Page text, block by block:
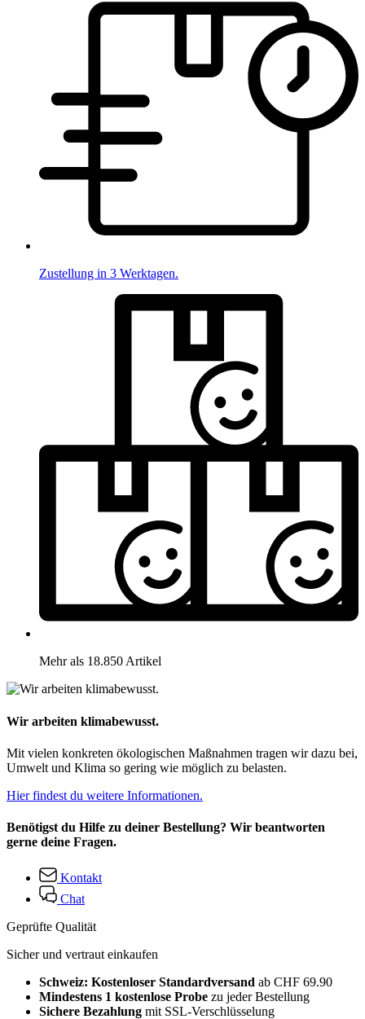
Zustellung in 3 Werktagen.
Mehr als 18.850 Artikel
Wir arbeiten klimabewusst.
Mit vielen konkreten ökologischen Maßnahmen tragen wir dazu bei,
Umwelt und Klima so gering wie möglich zu belasten.
Hier findest du weitere Informationen.
Benötigst du Hilfe zu deiner Bestellung? Wir beantworten
gerne deine Fragen.
Kontakt
Chat
Geprüfte Qualität
Sicher und vertraut einkaufen
Schweiz: Kostenloser Standardversand ab CHF 69.90
Mindestens 1 kostenlose Probe zu jeder Bestellung
Sichere Bezahlung mit SSL-Verschlüsselung